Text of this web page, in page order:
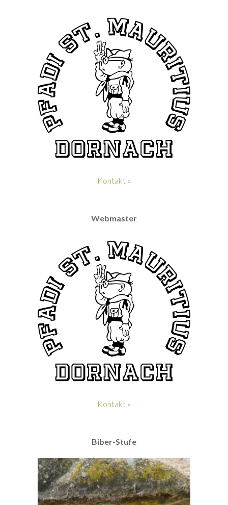
Kontakt »
Webmaster
Kontakt »
Biber-Stufe